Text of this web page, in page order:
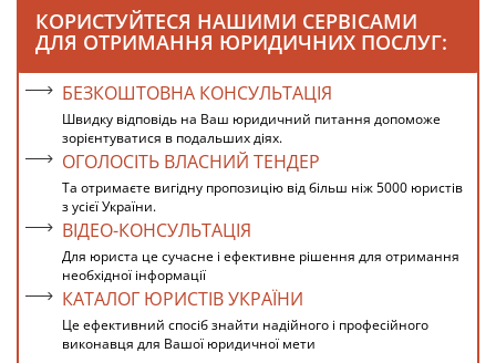
КОРИСТУЙТЕСЯ НАШИМИ СЕРВІСАМИ
ДЛЯ ОТРИМАННЯ ЮРИДИЧНИХ ПОСЛУГ:
БЕЗКОШТОВНА КОНСУЛЬТАЦІЯ
Швидку відповідь на Ваш юридичний питання допоможе
зорієнтуватися в подальших діях.
ОГОЛОСІТЬ ВЛАСНИЙ ТЕНДЕР
Та отримаєте вигідну пропозицію від більш ніж 5000 юристів
з усієї України.
ВІДЕО-КОНСУЛЬТАЦІЯ
Для юриста це сучасне і ефективне рішення для отримання
необхідної інформації
КАТАЛОГ ЮРИСТІВ УКРАЇНИ
Це ефективний спосіб знайти надійного і професійного
виконавця для Вашої юридичної мети